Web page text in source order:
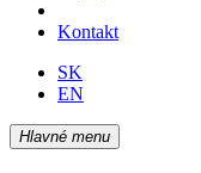
Kontakt
SK
EN
Hlavné menu